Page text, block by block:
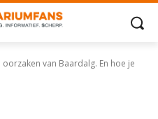
van Baardalg. En hoe je